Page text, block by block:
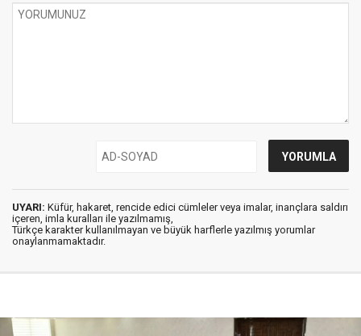
UYARI: Küfür, hakaret, rencide edici cümleler veya imalar, inançlara saldırı
içeren, imla kuralları ile yazılmamış,
Türkçe karakter kullanılmayan ve büyük harflerle yazılmış yorumlar
onaylanmamaktadır.